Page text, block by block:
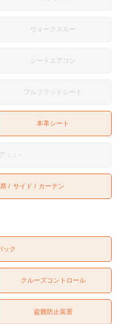
ウォークスルー
シートエアコン
フルフラットシート
本革シート
：：-
サイド カーテン
ック
クルーズコントロール
盗難防止装置